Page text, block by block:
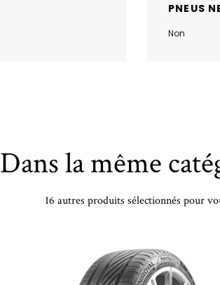
PNEUS
Non
Dans la même
16 autres produits sélectionnés pour